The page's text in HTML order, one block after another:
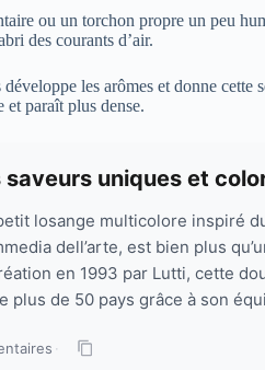
ou un torchon propre un peu
des courants d’air.
les arômes et donne cette
et paraît plus dense.
uniques et
losange multicolore inspiré
dell’arte, est bien plus
en 1993 par Lutti, cette
plus de 50 pays grâce à son
·